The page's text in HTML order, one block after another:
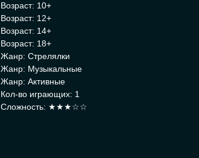
Возраст: 10+
Возраст: 12+
Возраст: 14+
Возраст: 18+
Жанр: Стрелялки
Жанр: Музыкальные
Жанр: Активные
Кол-во играющих: 1
Сложность: ★★★☆☆